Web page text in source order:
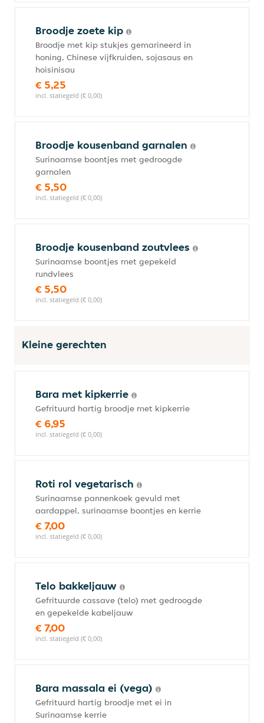
Broodje zoete kip
Broodje met kip stukjes gemarineerd in
honing, Chinese vijfkruiden, sojasaus en
hoisinisau
€ 5,25
incl. statiegeld (€ 0,00)
Broodje kousenband garnalen
Surinaamse boontjes met gedroogde
garnalen
€ 5,50
incl. statiegeld (€ 0,00)
Broodje kousenband zoutvlees
Surinaamse boontjes met gepekeld
rundvlees
€ 5,50
incl. statiegeld (€ 0,00)
Kleine gerechten
Bara met kipkerrie
Gefrituurd hartig broodje met kipkerrie
€ 6,95
incl. statiegeld (€ 0,00)
Roti rol vegetarisch
Surinaamse pannenkoek gevuld met
aardappel, surinaamse boontjes en kerrie
€ 7,00
incl. statiegeld (€ 0,00)
Telo bakkeljauw
Gefrituurde cassave (telo) met gedroogde
en gepekelde kabeljauw
€ 7,00
incl. statiegeld (€ 0,00)
Bara massala ei (vega)
Gefrituurd hartig broodje met ei in
Surinaamse kerrie